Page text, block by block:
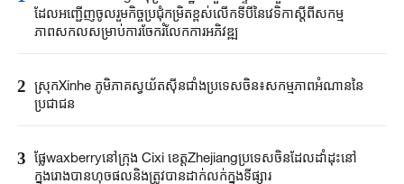
ដែលអញ្ជើញចូលរួមកិច្ចប្រជុំកម្រិតខ្ពស់លើកទីបីនៃវេទិកាស្តីពីសកម្ម
ភាពសកលសម្រាប់ការចែករំលែកការអភិវឌ្ឍ
2 ស្រុកXinhe ភូមិភាគស្វយ័តស៊ីនជាំងប្រទេស​ចិន​៖សកម្មភាពអំណាននៃ
ប្រជាជន
3 ផ្លែ‌waxberryនៅក្រុង Cixi ខេត្តZhejiangប្រទេស​ចិនដែលដាំដុះនៅ
ក្នុងរោងបានហុចផលនិងត្រូវបានដាក់លក់ក្នុងទីផ្សារ